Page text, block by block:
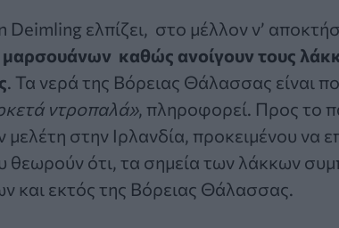
ελπίζει, στο μέλλον ν’
μαρσουάνων καθώς ανοίγουν τους
. Τα νερά της Βόρειας Θάλασσας είναι
ντροπαλά», πληροφορεί. Προς το
μελέτη στην Ιρλανδία, προκειμένου να
θεωρούν ότι, τα σημεία των λάκκων
και εκτός της Βόρειας Θάλασσας.